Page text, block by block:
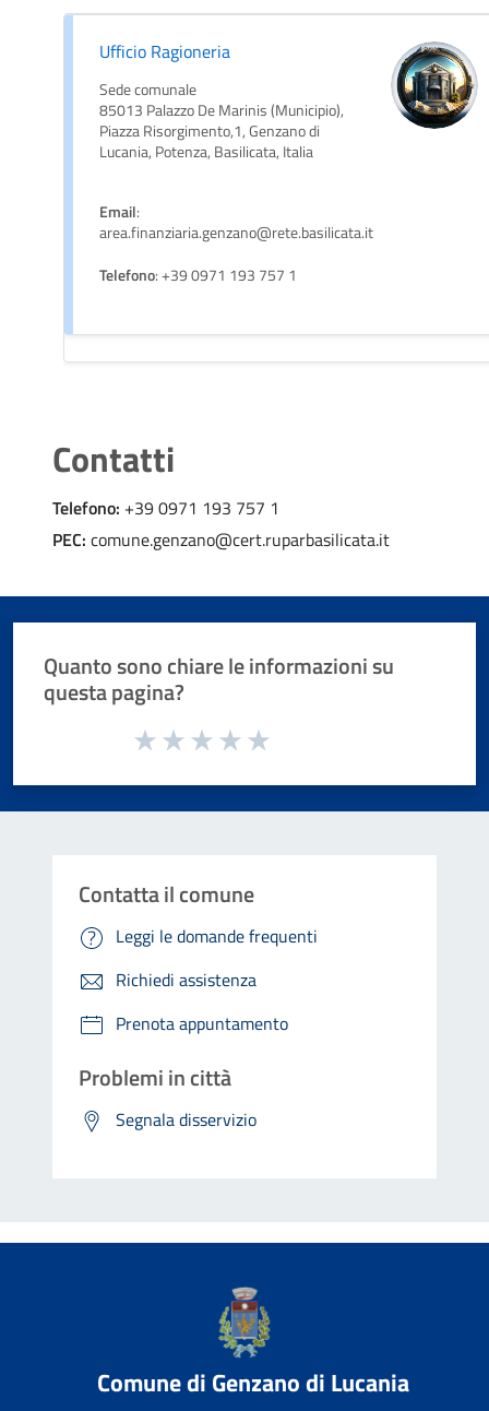
Ufficio Ragioneria
Sede comunale
85013 Palazzo De Marinis (Municipio),
Piazza Risorgimento,1, Genzano di
Lucania, Potenza, Basilicata, Italia
Email:
area.finanziaria.genzano@rete.basilicata.it
Telefono: +39 0971 193 757 1
Contatti
Telefono: +39 0971 193 757 1
PEC: comune.genzano@cert.ruparbasilicata.it
Quanto sono chiare le informazioni su
questa pagina?
Valuta da 1 a 5 stelle la pagina
Contatta il comune
Leggi le domande frequenti
Richiedi assistenza
Prenota appuntamento
Problemi in città
Segnala disservizio
Comune di Genzano di Lucania